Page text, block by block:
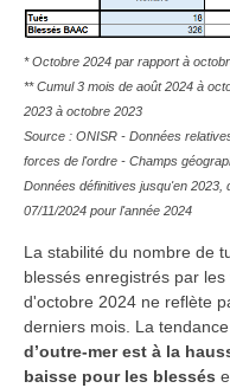
* Octobre 2024 par rapport à
** Cumul 3 mois de août 2024 à
2023 à octobre 2023
Source : ONISR - Données
forces de l'ordre - Champs
Données définitives jusqu'en
07/11/2024 pour l'année 2024
La stabilité du nombre de
blessés enregistrés par
d'octobre 2024 ne reflète
derniers mois. La tendance
d’outre-mer est à la
baisse pour les blessés